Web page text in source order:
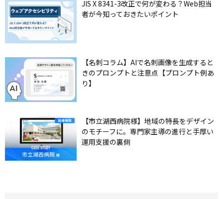
JIS X 8341-3改正で何が変わる？Web担当
者が今知っておきたいポイント
【名刺コラム】AIで名刺画像を生成すると
きのプロンプトと注意点【プロンプト例あ
り】
【市立湖西病院様】地域の特長をデザイン
のモチーフに。専門家主導の進行と手厚い
運用支援の裏側